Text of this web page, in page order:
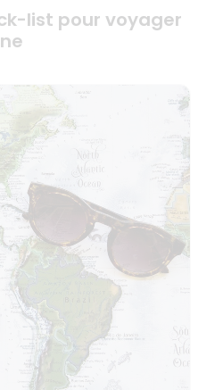
list pour voyager